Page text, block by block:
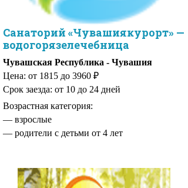
Санаторий «Чувашиякурорт» —
водогорязелечебница
Чувашская Республика - Чувашия
Цена: от 1815 до 3960 ₽
Срок заезда: от 10 до 24 дней
Возрастная категория:
— взрослые
— родители с детьми от 4 лет